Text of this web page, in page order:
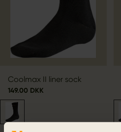
Coolmax II liner sock
149.00 DKK